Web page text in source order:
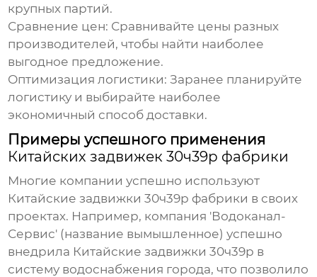
крупных партий.
Сравнение цен: Сравнивайте цены разных
производителей, чтобы найти наиболее
выгодное предложение.
Оптимизация логистики: Заранее планируйте
логистику и выбирайте наиболее
экономичный способ доставки.
Примеры успешного применения
Китайских задвижек 30ч39р фабрики
Многие компании успешно используют
Китайские задвижки 30ч39р фабрики в своих
проектах. Например, компания 'Водоканал-
Сервис' (название вымышленное) успешно
внедрила Китайские задвижки 30ч39р в
систему водоснабжения города, что позволило